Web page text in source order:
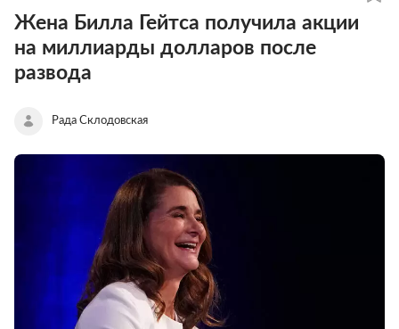
Жена Билла Гейтса получила акции
на миллиарды долларов после
развода
Рада Склодовская